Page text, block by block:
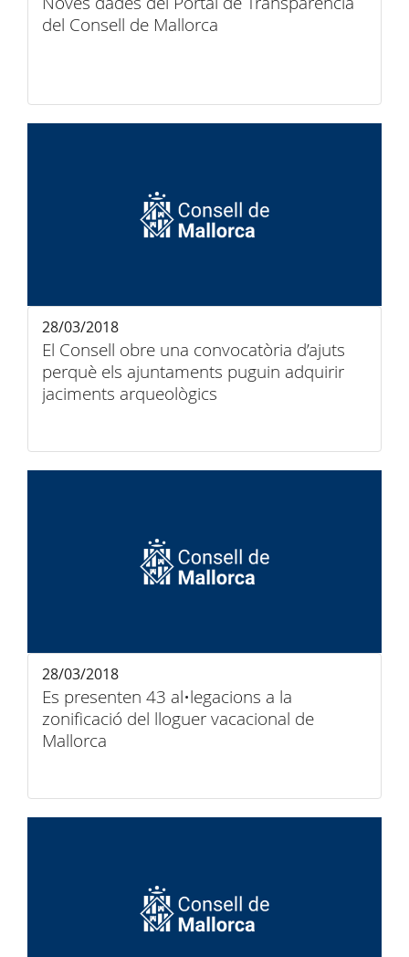
del Consell de Mallorca
El Consell obre una convocatòria d’ajuts
perquè els ajuntaments puguin adquirir
jaciments arqueològics
28/03/2018
Es presenten 43 al•legacions a la
zonificació del lloguer vacacional de
Mallorca
28/03/2018